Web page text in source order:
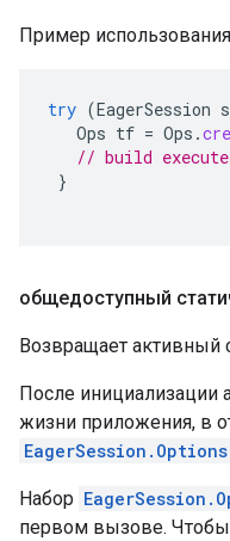
Пример
try (EagerSession
Ops tf = Ops .
// build
}
общедоступный
Возвращает активный
После инициализации
жизни приложения, в
Набор
первом вызове.